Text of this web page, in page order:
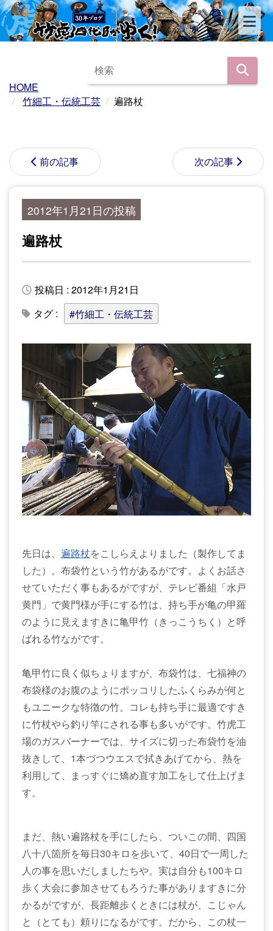
HOME
竹細工・伝統工芸
遍路杖
前の記事 次の記事
2012年1月21日の投稿
遍路杖
投稿日 : 2012年1月21日
タグ :
#竹細工・伝統工芸
先日は、 遍路杖をこしらえよりました（製作してま
した）。布袋竹という竹があるがです。よくお話さ
せていただく事もあるがですが、テレビ番組「水戸
黄門」で黄門様が手にする竹は、持ち手が亀の甲羅
のように見えますきに亀甲竹（きっこうちく）と呼
ばれる竹ながです。
亀甲竹に良く似ちょりますが、布袋竹は、七福神の
布袋様のお腹のようにポッコリしたふくらみが何と
もユニークな特徴の竹。コレも持ち手に最適ですき
に竹杖やら釣り竿にされる事も多いがです。竹虎工
場のガスバーナーでは、サイズに切った布袋竹を油
抜きして、1本づつウエスで拭きあげてから、熱を
利用して、まっすぐに矯め直す加工をして仕上げま
す。
まだ、熱い遍路杖を手にしたら、ついこの間、四国
八十八箇所を毎日30キロを歩いて、40日で一周した
人の事を思いだしましたちや。実は自分も100キロ
歩く大会に参加させてもろうた事がありますきに分
かるがですが、長距離歩くときには杖が、こじゃん
と（とても）頼りになるがです。だから、この杖一